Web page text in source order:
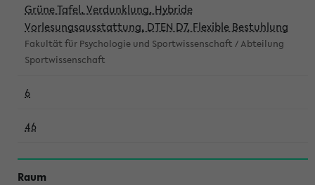
Grüne Tafel, Verdunklung, Hybride
Vorlesungsausstattung, DTEN D7, Flexible Bestuhlung
Fakultät für Psychologie und Sportwissenschaft / Abteilung
Sportwissenschaft
6
46